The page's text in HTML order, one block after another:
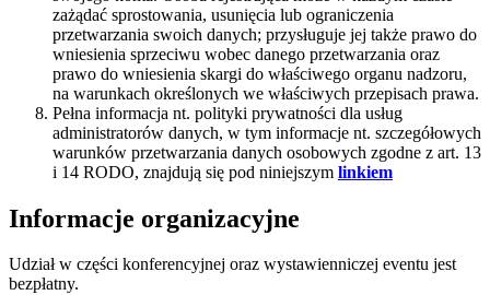
zażądać sprostowania, usunięcia lub ograniczenia
przetwarzania swoich danych; przysługuje jej także prawo do
wniesienia sprzeciwu wobec danego przetwarzania oraz
prawo do wniesienia skargi do właściwego organu nadzoru,
na warunkach określonych we właściwych przepisach prawa.
Pełna informacja nt. polityki prywatności dla usług
administratorów danych, w tym informacje nt. szczegółowych
warunków przetwarzania danych osobowych zgodne z art. 13
i 14 RODO, znajdują się pod niniejszym linkiem
Informacje organizacyjne
Udział w części konferencyjnej oraz wystawienniczej eventu jest
bezpłatny.